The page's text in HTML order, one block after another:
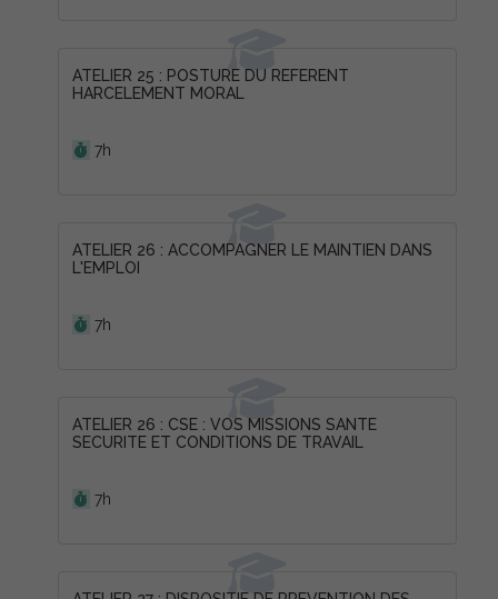
ATELIER 25 : POSTURE DU REFERENT
HARCELEMENT MORAL
7h
ATELIER 26 : ACCOMPAGNER LE MAINTIEN DANS
L'EMPLOI
7h
ATELIER 26 : CSE : VOS MISSIONS SANTE
SECURITE ET CONDITIONS DE TRAVAIL
7h